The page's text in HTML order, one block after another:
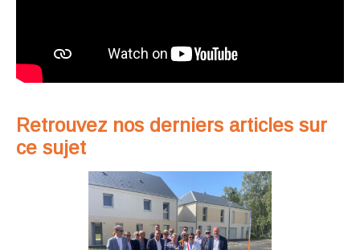
Retrouvez nos derniers articles sur
ce sujet